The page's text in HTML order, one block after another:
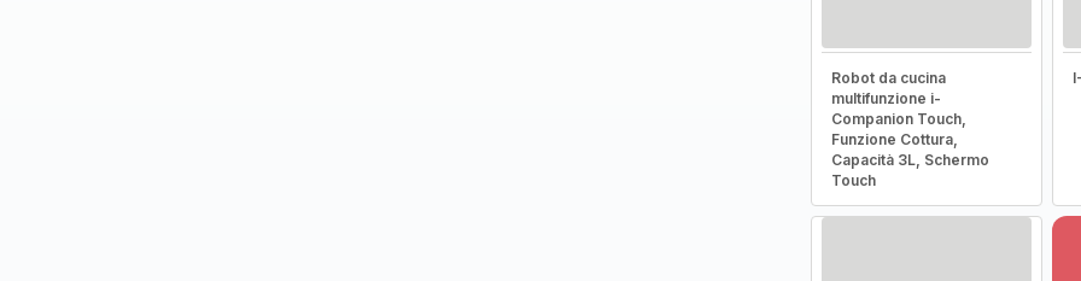
Robot da cucina
multifunzione i-
Companion Touch,
Funzione Cottura,
Capacità 3L, Schermo
Touch